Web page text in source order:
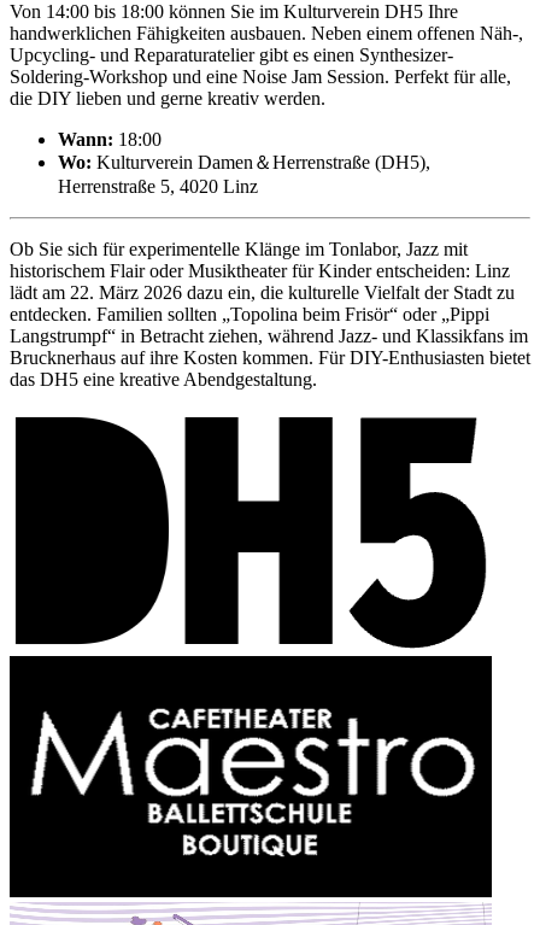
Von 14:00 bis 18:00 können Sie im Kulturverein DH5 Ihre
handwerklichen Fähigkeiten ausbauen. Neben einem offenen Näh-,
Upcycling- und Reparaturatelier gibt es einen Synthesizer-
Soldering-Workshop und eine Noise Jam Session. Perfekt für alle,
die DIY lieben und gerne kreativ werden.
Wann: 18:00
Wo: Kulturverein Damen＆Herrenstraße (DH5),
Herrenstraße 5, 4020 Linz
Ob Sie sich für experimentelle Klänge im Tonlabor, Jazz mit
historischem Flair oder Musiktheater für Kinder entscheiden: Linz
lädt am 22. März 2026 dazu ein, die kulturelle Vielfalt der Stadt zu
entdecken. Familien sollten „Topolina beim Frisör“ oder „Pippi
Langstrumpf“ in Betracht ziehen, während Jazz- und Klassikfans im
Brucknerhaus auf ihre Kosten kommen. Für DIY-Enthusiasten bietet
das DH5 eine kreative Abendgestaltung.